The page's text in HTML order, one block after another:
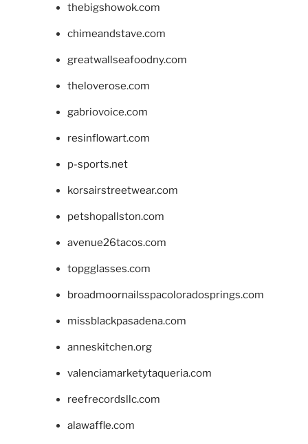
thebigshowok.com
chimeandstave.com
greatwallseafoodny.com
theloverose.com
gabriovoice.com
resinflowart.com
p-sports.net
korsairstreetwear.com
petshopallston.com
avenue26tacos.com
topgglasses.com
broadmoornailsspacoloradosprings.com
missblackpasadena.com
anneskitchen.org
valenciamarketytaqueria.com
reefrecordsllc.com
alawaffle.com